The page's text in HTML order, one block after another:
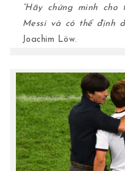
“Hãy chứng minh
Messi và có thể định
Joachim Löw.